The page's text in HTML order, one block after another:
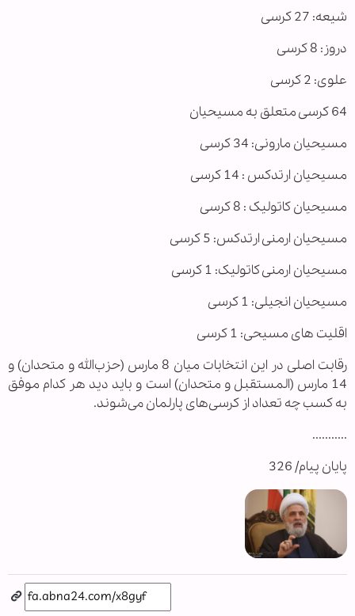
شیعه: 27 کرسی
دروز: 8 کرسی
علوی: 2 کرسی
64 کرسی متعلق به مسیحیان
مسیحیان مارونی: 34 کرسی
مسیحیان ارتدکس : 14 کرسی
مسیحیان کاتولیک : 8 کرسی
مسیحیان ارمنی ارتدکس: 5 کرسی
مسیحیان ارمنی کاتولیک: 1 کرسی
مسیحیان انجیلی: 1 کرسی
اقلیت های مسیحی: 1 کرسی
رقابت اصلی در این انتخابات میان 8 مارس (حزب‌الله و متحدان) و
14 مارس (المستقبل و متحدان) است و باید دید هر کدام موفق
به کسب چه تعداد از کرسی‌های پارلمان می‌شوند.
...........
پایان پیام/ 326